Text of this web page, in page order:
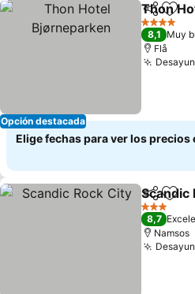
Opción destacada
Thon
4 Estrellas
8,1 Muy
Flå
Elige fechas para ver los precios
Compartir
Scandic
3 Estrellas
8,7
Namsos